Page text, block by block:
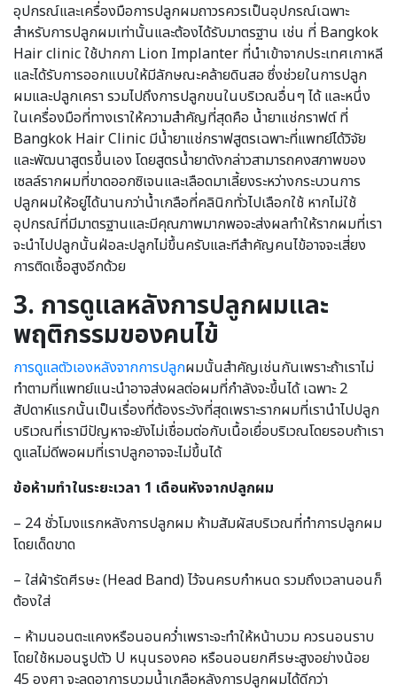
อุปกรณ์และเครื่องมือการปลูกผมถาวรควรเป็นอุปกรณ์เฉพาะ
สำหรับการปลูกผมเท่านั้นและต้องได้รับมาตรฐาน เช่น ที่ Bangkok
Hair clinic ใช้ปากกา Lion Implanter ที่นำเข้าจากประเทศเกาหลี
และได้รับการออกแบบให้มีลักษณะคล้ายดินสอ ซึ่งช่วยในการปลูก
ผมและปลูกเครา รวมไปถึงการปลูกขนในบริเวณอื่นๆ ได้ และหนึ่ง
ในเครื่องมือที่ทางเราให้ความสำคัญที่สุดคือ น้ำยาแช่กราฟต์ ที่
Bangkok Hair Clinic มีน้ำยาแช่กราฟสูตรเฉพาะที่แพทย์ได้วิจัย
และพัฒนาสูตรขึ้นเอง โดยสูตรน้ำยาดังกล่าวสามารถคงสภาพของ
เซลล์รากผมที่ขาดออกซิเจนและเลือดมาเลี้ยงระหว่างกระบวนการ
ปลูกผมให้อยู่ได้นานกว่าน้ำเกลือที่คลินิกทั่วไปเลือกใช้ หากไม่ใช้
อุปกรณ์ที่มีมาตรฐานและมีคุณภาพมากพอจะส่งผลทำให้รากผมที่เรา
จะนำไปปลูกนั้นฝ่อละปลูกไม่ขึ้นครับและทีสำคัญคนไข้อาจจะเสี่ยง
การติดเชื้อสูงอีกด้วย
3. การดูแลหลังการปลูกผมและ
พฤติกรรมของคนไข้
การดูแลตัวเองหลังจากการปลูกผมนั้นสำคัญเช่นกันเพราะถ้าเราไม่
ทำตามที่แพทย์แนะนำอาจส่งผลต่อผมที่กำลังจะขึ้นได้ เฉพาะ 2
สัปดาห์แรกนั้นเป็นเรื่องที่ต้องระวังที่สุดเพราะรากผมที่เรานำไปปลูก
บริเวณที่เรามีปัญหาจะยังไม่เชื่อมต่อกับเนื้อเยื่อบริเวณโดยรอบถ้าเรา
ดูแลไม่ดีพอผมที่เราปลูกอาจจะไม่ขึ้นได้
ข้อห้ามทำในระยะเวลา 1 เดือนหังจากปลูกผม
– 24 ชั่วโมงแรกหลังการปลูกผม ห้ามสัมผัสบริเวณที่ทำการปลูกผม
โดยเด็ดขาด
– ใส่ผ้ารัดศีรษะ (Head Band) ไว้จนครบกำหนด รวมถึงเวลานอนก็
ต้องใส่
– ห้ามนอนตะแคงหรือนอนคว่ำเพราะจะทำให้หน้าบวม ควรนอนราบ
โดยใช้หมอนรูปตัว U หนุนรองคอ หรือนอนยกศีรษะสูงอย่างน้อย
45 องศา จะลดอาการบวมน้ำเกลือหลังการปลูกผมได้ดีกว่า